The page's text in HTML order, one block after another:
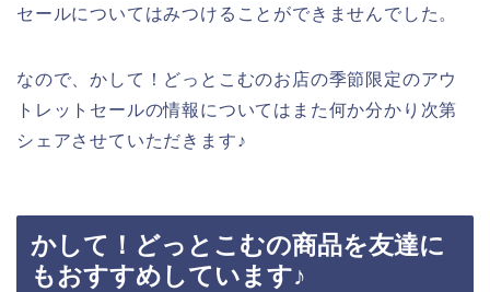
セールについてはみつけることができませんでした。
なので、かして！どっとこむのお店の季節限定のアウ
トレットセールの情報についてはまた何か分かり次第
シェアさせていただきます♪
かして！どっとこむの商品を友達に
もおすすめしています♪